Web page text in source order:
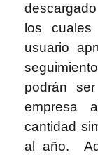
los
usuario
podrán
empresa
cantidad
al año.